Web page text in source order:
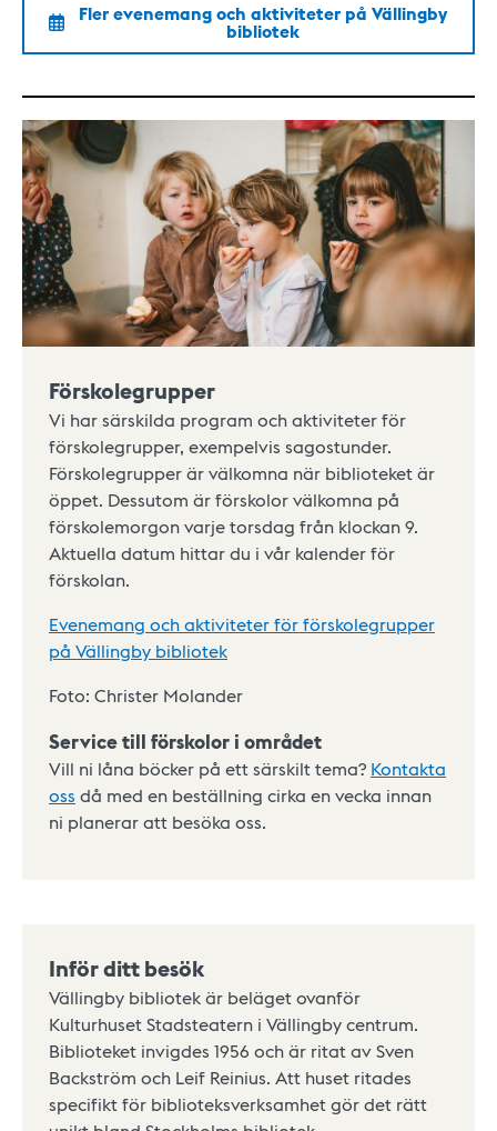
Fler evenemang och aktiviteter på Vällingby
bibliotek
Förskolegrupper
Vi har särskilda program och aktiviteter för
förskolegrupper, exempelvis sagostunder.
Förskolegrupper är välkomna när biblioteket är
öppet. Dessutom är förskolor välkomna på
förskolemorgon varje torsdag från klockan 9.
Aktuella datum hittar du i vår kalender för
förskolan.
Evenemang och aktiviteter för förskolegrupper
på Vällingby bibliotek
Foto: Christer Molander
Service till förskolor i området
Vill ni låna böcker på ett särskilt tema? Kontakta
oss då med en beställning cirka en vecka innan
ni planerar att besöka oss.
Inför ditt besök
Vällingby bibliotek är beläget ovanför
Kulturhuset Stadsteatern i Vällingby centrum.
Biblioteket invigdes 1956 och är ritat av Sven
Backström och Leif Reinius. Att huset ritades
specifikt för biblioteksverksamhet gör det rätt